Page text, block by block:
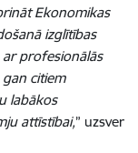
Ekonomikas
izglītības
profesionālās
citiem
labākos
attīstībai,” uzsver